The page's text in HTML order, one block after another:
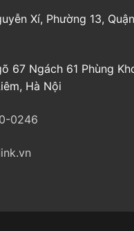
Xí, Phường 13,
67 Ngách 61 Phùng
Hà Nội
0246